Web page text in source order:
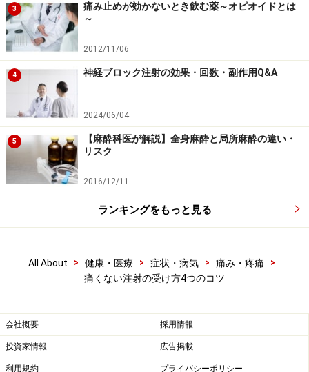
人は誰でも注射を受けようとしている段階で、すでに大
きなストレスを感じています。戦闘中は痛みを感じにく
くなるのと同様に、注射を受ける前は交感神経がすでに
活性化していますから、さらに気分を高揚させる方法を
選びましょう。注射して薬液が注入され終わるまで、穿
刺部位をあえてグッと見つめる、というのもその一つで
す。怖くて見ていられないわ、とおっしゃる方は、自分
の心が高揚する音楽を頭の中でガンガンに流してみまし
ょう。自分の心を奮い立たせられる方法を選ぶことがポ
注射恐怖症？ それでも注射が怖い方へのア
ドバイスです。実は私も注射が大っ嫌いなのです。人様
に何万本注射を打っていても、自分の注射には慣れるこ
とはありません。それは小さいころから、注射の痛みを
3
痛み止めが効かないとき飲む薬～オピオイドとは
～
2012/11/06
4 神経ブロック注射の効果・回数・副作用Q&A
2024/06/04
5
【麻酔科医が解説】全身麻酔と局所麻酔の違い・
リスク
2016/12/11
ランキングをもっと見る
All About > 健康・医療 > 症状・病気 > 痛み・疼痛
>
痛くない注射の受け方4つのコツ
会社概要 採用情報
投資家情報 広告掲載
利用規約 プライバシーポリシー